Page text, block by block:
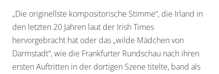
„Die originellste kompositorische Stimme“, die Irland in
den letzten 20 Jahren laut der Irish Times
hervorgebracht hat oder das „wilde Mädchen von
Darmstadt“, wie die Frankfurter Rundschau nach ihren
ersten Auftritten in der dortigen Szene titelte, band als